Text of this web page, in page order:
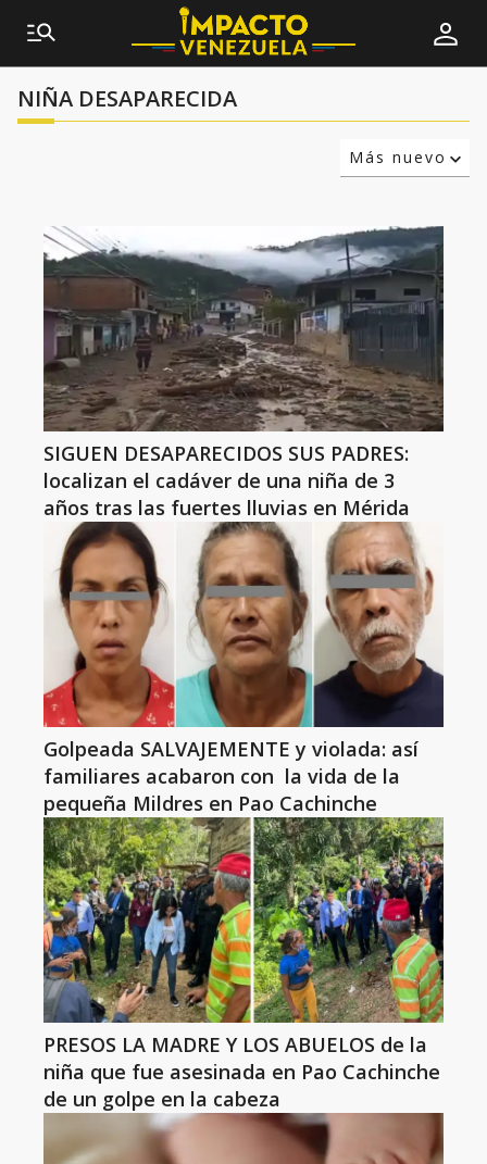
NIÑA DESAPARECIDA
Más nuevo
SIGUEN DESAPARECIDOS SUS PADRES:
localizan el cadáver de una niña de 3
años tras las fuertes lluvias en Mérida
Golpeada SALVAJEMENTE y violada: así
familiares acabaron con la vida de la
pequeña Mildres en Pao Cachinche
PRESOS LA MADRE Y LOS ABUELOS de la
niña que fue asesinada en Pao Cachinche
de un golpe en la cabeza